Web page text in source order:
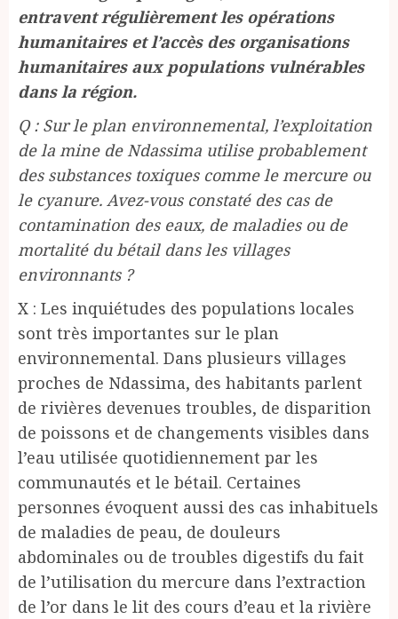
entravent régulièrement les opérations
humanitaires et l’accès des organisations
humanitaires aux populations vulnérables
dans la région.
Q : Sur le plan environnemental, l’exploitation
de la mine de Ndassima utilise probablement
des substances toxiques comme le mercure ou
le cyanure. Avez-vous constaté des cas de
contamination des eaux, de maladies ou de
mortalité du bétail dans les villages
environnants ?
X : Les inquiétudes des populations locales
sont très importantes sur le plan
environnemental. Dans plusieurs villages
proches de Ndassima, des habitants parlent
de rivières devenues troubles, de disparition
de poissons et de changements visibles dans
l’eau utilisée quotidiennement par les
communautés et le bétail. Certaines
personnes évoquent aussi des cas inhabituels
de maladies de peau, de douleurs
abdominales ou de troubles digestifs du fait
de l’utilisation du mercure dans l’extraction
de l’or dans le lit des cours d’eau et la rivière